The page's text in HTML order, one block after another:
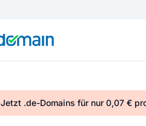
Jetzt .de-Domains für nur 0,07 €